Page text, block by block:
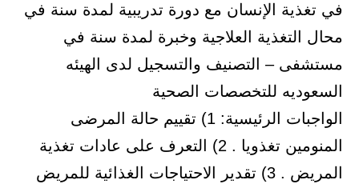
في تغذية الإنسان مع دورة تدريبية لمدة سنة في
محال التغذية العلاجية وخبرة لمدة سنة في
مستشفى – التصنيف والتسجيل لدى الهيئه
السعوديه للتخصصات الصحية
الواجبات الرئيسية: 1) تقييم حالة المرضى
المنومين تغذويا . 2) التعرف على عادات تغذية
المريض . 3) تقدير الاحتياجات الغذائية للمريض